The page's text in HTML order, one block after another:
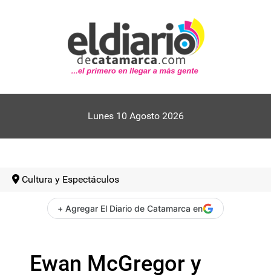
Lunes 10 Agosto 2026
Cultura y Espectáculos
+ Agregar El Diario de Catamarca en
Ewan McGregor y